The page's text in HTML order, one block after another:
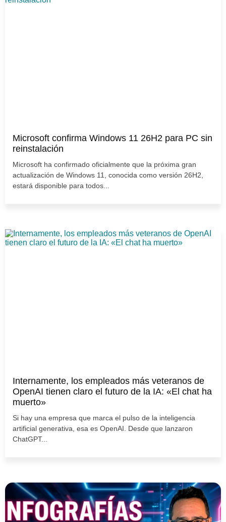
Microsoft confirma Windows 11 26H2 para PC sin
reinstalación
Microsoft ha confirmado oficialmente que la próxima gran
actualización de Windows 11, conocida como versión 26H2,
estará disponible para todos...
Internamente, los empleados más veteranos de
OpenAI tienen claro el futuro de la IA: «El chat ha
muerto»
Si hay una empresa que marca el pulso de la inteligencia
artificial generativa, esa es OpenAI. Desde que lanzaron
ChatGPT...